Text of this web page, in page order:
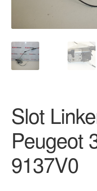
Mijn account
Over ons
Wereldwijde verzending
Winkelwagen
Slot
Peugeot
9137V0